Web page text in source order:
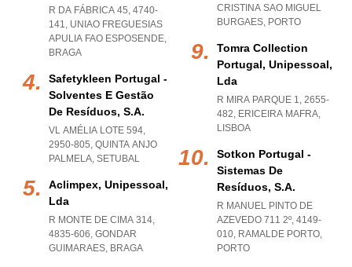
R DA FÁBRICA 45, 4740-
141, UNIAO FREGUESIAS
APULIA FAO ESPOSENDE,
BRAGA
Safetykleen Portugal -
Solventes E Gestão
De Resíduos, S.a.
VL AMÉLIA LOTE 594,
2950-805, QUINTA ANJO
PALMELA, SETUBAL
Aclimpex, Unipessoal,
Lda
R MONTE DE CIMA 314,
4835-606, GONDAR
GUIMARAES, BRAGA
CRISTINA SAO MIGUEL
BURGAES, PORTO
Tomra Collection
Portugal, Unipessoal,
Lda
R MIRA PARQUE 1, 2655-
482, ERICEIRA MAFRA,
LISBOA
Sotkon Portugal -
Sistemas De
Resíduos, S.a.
R MANUEL PINTO DE
AZEVEDO 711 2º, 4149-
010, RAMALDE PORTO,
PORTO